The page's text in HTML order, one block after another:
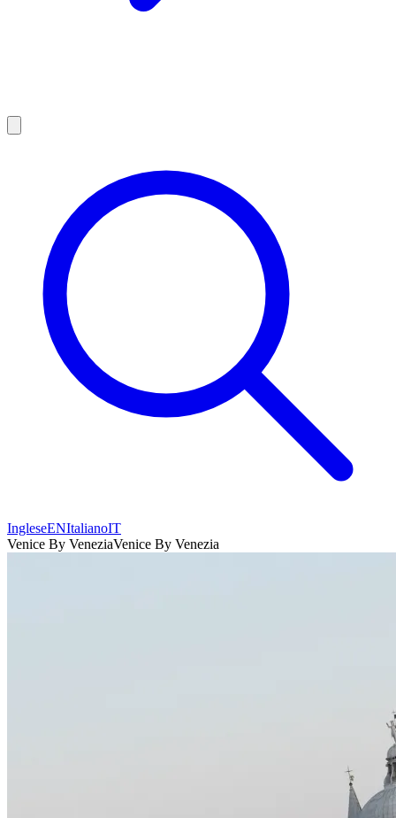
IngleseENItalianoIT
Venice By VeneziaVenice By Venezia